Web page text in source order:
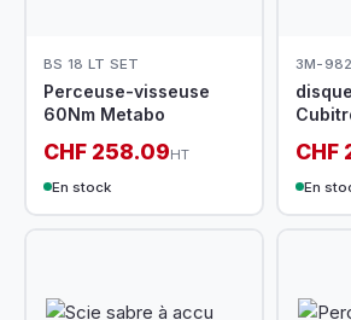
BS 18 LT SET
Perceuse-visseuse
60Nm Metabo
CHF 258.09HT
En stock
3M-
CHF
En